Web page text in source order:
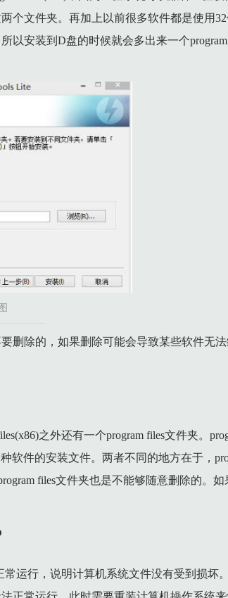
个文件夹。再加上以前很多软件都是使用
以安装到D盘的时候就会多出来一个program
删除的，如果删除可能会导致某些软件无
之外还有一个program files文件夹。
软件的安装文件。两者不同的地方在于，
files文件夹也是不能够随意删除的。如
常运行，说明计算机系统文件没有受到损坏